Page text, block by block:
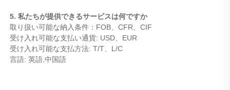
5. 私たちが提供できるサービスは何ですか
取り扱い可能な納入条件：FOB、CFR、CIF
受け入れ可能な支払い通貨: USD、EUR
受け入れ可能な支払方法: T/T、L/C
言語: 英語,中国語